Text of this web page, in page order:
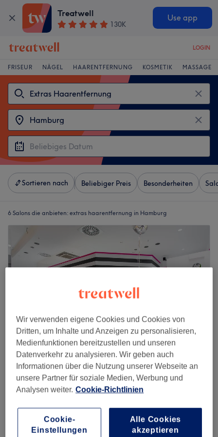
Treatwell
130K
Use app
LOGIN
FRISEUR NÄGEL HAARENTFERNUNG KOSMETIK MASSAGE
Sortieren nach Beliebiger Preis Besonderheiten
6 Salons die anbieten: extras haarentfernung in Hamburg
Waxcat - Hamburger Meile
4,8
267 Bewertungen
Mundsburg, Hamburg
Auf Karte anzeigen
15 €
Schnellansicht Saloninfos
Wir verwenden eigene Cookies und Cookies von
Dritten, um Inhalte und Anzeigen zu personalisieren,
Medienfunktionen bereitzustellen und unseren
Datenverkehr zu analysieren. Wir geben auch
Informationen über die Nutzung unserer Webseite an
unsere Partner für soziale Medien, Werbung und
Analysen weiter. Cookie-Richtlinien
Cookie-
Einstellungen
Alle Cookies
akzeptieren